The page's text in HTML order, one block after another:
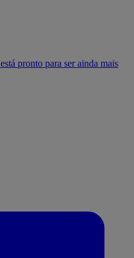
pronto para ser ainda mais